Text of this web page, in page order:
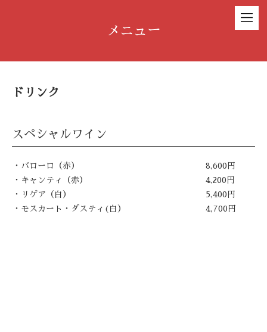
メニュー
ドリンク
スペシャルワイン
・バローロ（赤）
8,600円
・キャンティ（赤）
4,200円
・リゲア（白）
5,400円
・モスカート・ダスティ(白）
4,700円